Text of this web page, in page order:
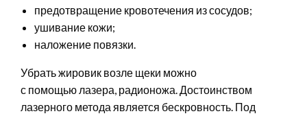
предотвращение кровотечения из сосудов;
ушивание кожи;
наложение повязки.
Убрать жировик возле щеки можно
с помощью лазера, радионожа. Достоинством
лазерного метода является бескровность. Под